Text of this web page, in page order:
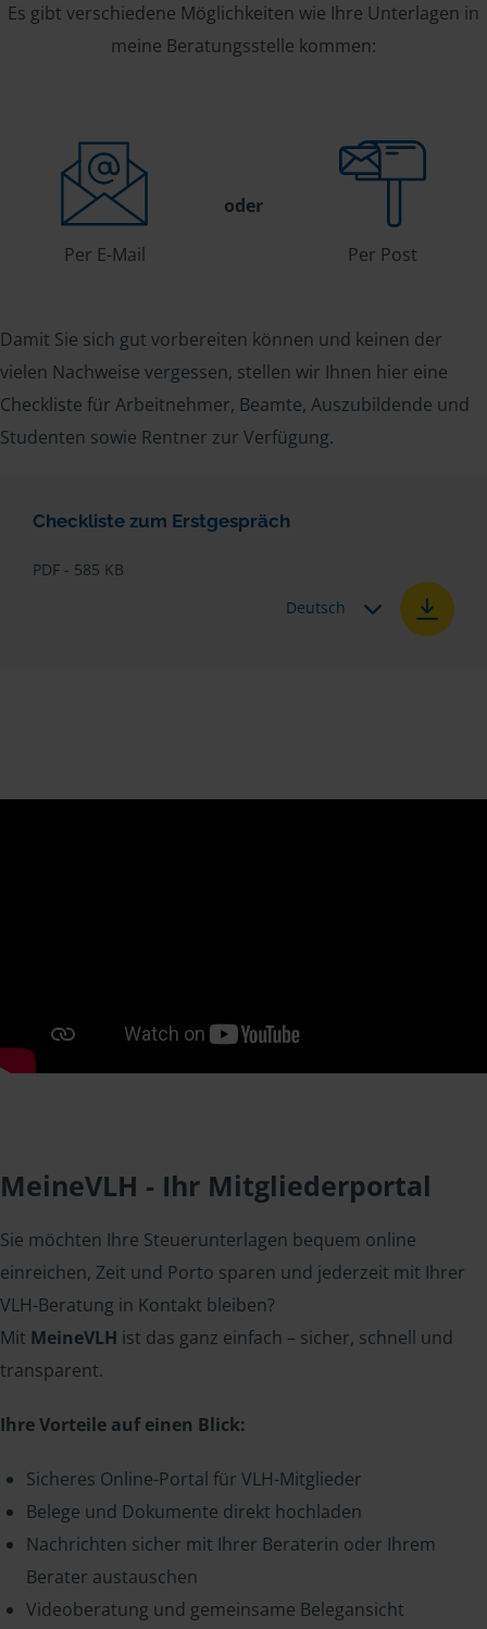
Es gibt verschiedene Möglichkeiten wie Ihre Unterlagen in
meine Beratungsstelle kommen:
Per E-Mail
oder
Per Post
Damit Sie sich gut vorbereiten können und keinen der
vielen Nachweise vergessen, stellen wir Ihnen hier eine
Checkliste für Arbeitnehmer, Beamte, Auszubildende und
Studenten sowie Rentner zur Verfügung.
Checkliste zum Erstgespräch
PDF - 585 KB
Deutsch
MeineVLH - Ihr Mitgliederportal
Sie möchten Ihre Steuerunterlagen bequem online
einreichen, Zeit und Porto sparen und jederzeit mit Ihrer
VLH-Beratung in Kontakt bleiben?
Mit MeineVLH ist das ganz einfach – sicher, schnell und
transparent.
Ihre Vorteile auf einen Blick:
Sicheres Online-Portal für VLH-Mitglieder
Belege und Dokumente direkt hochladen
Nachrichten sicher mit Ihrer Beraterin oder Ihrem
Berater austauschen
Videoberatung und gemeinsame Belegansicht